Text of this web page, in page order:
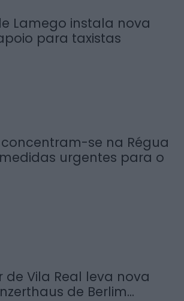
Lamego instala nova
para taxistas
se na Régua
urgentes para o
de Vila Real leva nova
de Berlim...